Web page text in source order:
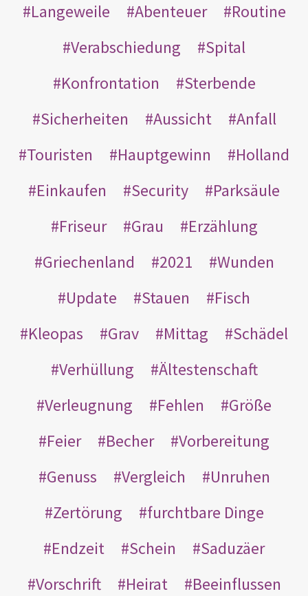
Langeweile
Abenteuer
Routine
Verabschiedung
Spital
Konfrontation
Sterbende
Sicherheiten
Aussicht
Anfall
Touristen
Hauptgewinn
Holland
Einkaufen
Security
Parksäule
Friseur
Grau
Erzählung
Griechenland
2021
Wunden
Update
Stauen
Fisch
Kleopas
Grav Mittag
Schädel
Verhüllung
Ältestenschaft
Verleugnung
Fehlen
Größe
Feier
Becher
Vorbereitung
Genuss
Vergleich
Unruhen
Zertörung
furchtbare Dinge
Endzeit
Schein
Saduzäer
Vorschrift
Heirat
Beeinflussen